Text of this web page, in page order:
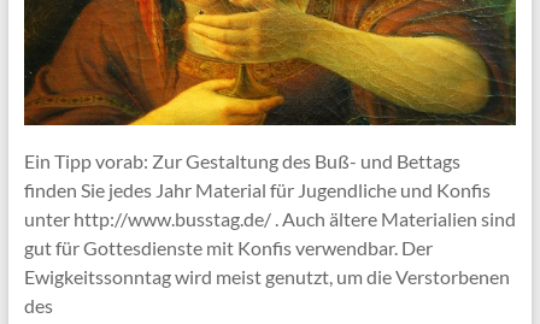
Ein Tipp vorab: Zur Gestaltung des Buß- und Bettags
finden Sie jedes Jahr Material für Jugendliche und Konfis
unter http://www.busstag.de/ . Auch ältere Materialien sind
gut für Gottesdienste mit Konfis verwendbar. Der
Ewigkeitssonntag wird meist genutzt, um die Verstorbenen
des